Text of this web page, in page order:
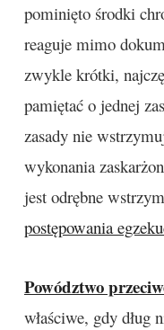
pominięto środki
reaguje mimo
zwykle krótki,
pamiętać o jednej
zasady nie
wykonania
jest odrębne
postępowania
Powództwo
właściwe, gdy dług